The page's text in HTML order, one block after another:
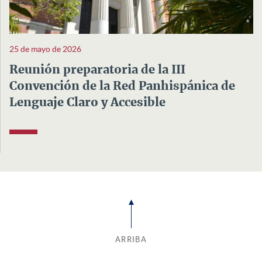
25 de mayo de 2026
Reunión preparatoria de la III
Convención de la Red Panhispánica de
Lenguaje Claro y Accesible
ARRIBA